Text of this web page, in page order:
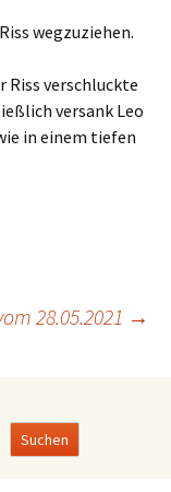
wegzuziehen.
Riss verschluckte
versank Leo
in einem tiefen
28.05.2021 →
Suchen